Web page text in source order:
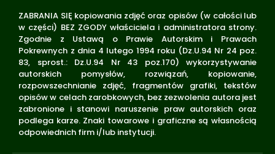
ZABRANIA SIĘ kopiowania zdjęć oraz opisów (w całości lub
w części) BEZ ZGODY właściciela i administratora strony.
Zgodnie z Ustawą o Prawie Autorskim i Prawach
Pokrewnych z dnia 4 lutego 1994 roku (Dz.U.94 Nr 24 poz.
83, sprost.: Dz.U.94 Nr 43 poz.170) wykorzystywanie
autorskich pomysłów, rozwiązań, kopiowanie,
rozpowszechnianie zdjęć, fragmentów grafiki, tekstów
opisów w celach zarobkowych, bez zezwolenia autora jest
zabronione i stanowi naruszenie praw autorskich oraz
podlega karze. Znaki towarowe i graficzne są własnością
odpowiednich firm i/lub instytucji.